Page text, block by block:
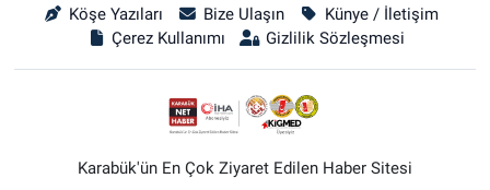
Köşe Yazıları Bize Ulaşın
Künye / İletişim
Çerez Kullanımı
Gizlilik Sözleşmesi
Karabük'ün En Çok Ziyaret Edilen Haber Sitesi